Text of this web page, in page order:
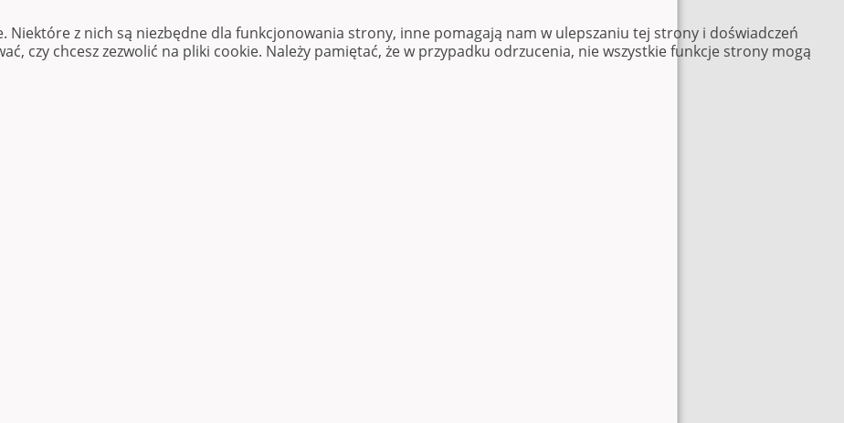
z nich są niezbędne dla funkcjonowania strony, inne pomagają nam w ulepszaniu tej strony i doświadczeń
czy chcesz zezwolić na pliki cookie. Należy pamiętać, że w przypadku odrzucenia, nie wszystkie funkcje strony mogą